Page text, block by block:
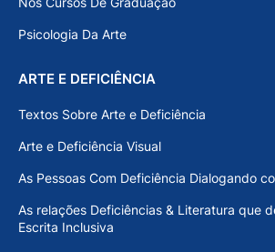
Psicologia Da Arte
ARTE E DEFICIÊNCIA
Textos Sobre Arte e Deficiência
Arte e Deficiência Visual
As Pessoas Com Deficiência Dialogando
As relações Deficiências & Literatura que
Escrita Inclusiva